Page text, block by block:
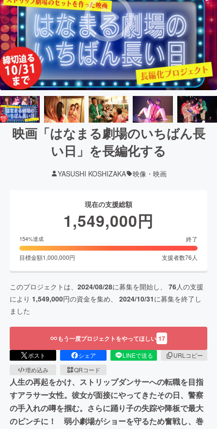
映画「はなまる劇場のいちばん長
い日」を長編化する
YASUSHI KOSHIZAKA 映像・映画
現在の支援総額
1,549,000円
154%達成 終了
目標金額1,000,000円 支援者数76 人
このプロジェクトは、 2024/08/28に募集を開始し、 76人の支援
により 1,549,000円の資金を集め、 2024/10/31に募集を終了し
ました
もう一度プロジェクトをやってほしい 17
ポスト シェア LINEで送る
URLコピー
埋め込み
QRコード
人生の再起をかけ、ストリップダンサーへの転職を目指
すアラサー女性。彼女が面接にやってきたその日、警察
の手入れの噂を掴む。さらに踊り子の失踪や降板で最大
のピンチに！ 弱小劇場がショーを守るため奮戦し、巻